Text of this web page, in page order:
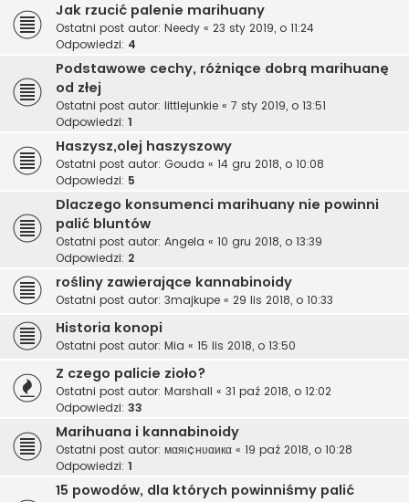
Jak rzucić palenie marihuany
Ostatni post autor: Needy « 23 sty 2019, o 11:24
Odpowiedzi: 4
Podstawowe cechy, różniące dobrą marihuanę
od złej
Ostatni post autor: littlejunkie « 7 sty 2019, o 13:51
Odpowiedzi: 1
Haszysz,olej haszyszowy
Ostatni post autor: Gouda « 14 gru 2018, o 10:08
Odpowiedzi: 5
Dlaczego konsumenci marihuany nie powinni
palić bluntów
Ostatni post autor: Angela « 10 gru 2018, o 13:39
Odpowiedzi: 2
rośliny zawierające kannabinoidy
Ostatni post autor: 3majkupe « 29 lis 2018, o 10:33
Historia konopi
Ostatni post autor: Mia « 15 lis 2018, o 13:50
Z czego palicie zioło?
Ostatni post autor: Marshall « 31 paź 2018, o 12:02
Odpowiedzi: 33
Marihuana i kannabinoidy
Ostatni post autor: мαяι¢нυαикα « 19 paź 2018, o 10:28
Odpowiedzi: 1
15 powodów, dla których powinniśmy palić